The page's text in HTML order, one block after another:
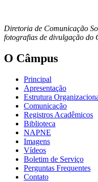
Diretoria de Comunicação
fotografias de divulgação do
O Câmpus
Principal
Apresentação
Estrutura
Comunicação
Registros Acadêmicos
Biblioteca
NAPNE
Imagens
Vídeos
Boletim de Serviço
Perguntas Frequentes
Contato